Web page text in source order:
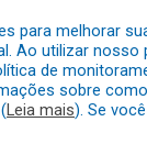
da Transparência
a Câmara
para melhorar
Ao utilizar nosso
de
sobre
Leia mais). Se